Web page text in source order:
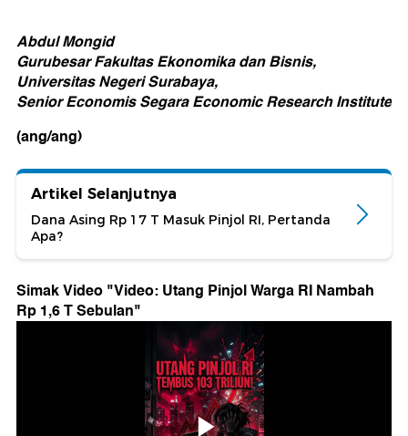
Abdul Mongid
Gurubesar Fakultas Ekonomika dan Bisnis,
Universitas Negeri Surabaya,
Senior Economis Segara Economic Research Institute
(ang/ang)
Artikel Selanjutnya
Dana Asing Rp 17 T Masuk Pinjol RI, Pertanda
Apa?
Simak Video "Video: Utang Pinjol Warga RI Nambah
Rp 1,6 T Sebulan"